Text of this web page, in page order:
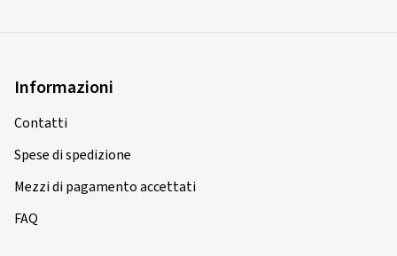
Informazioni
Contatti
Spese di spedizione
Mezzi di pagamento accettati
FAQ